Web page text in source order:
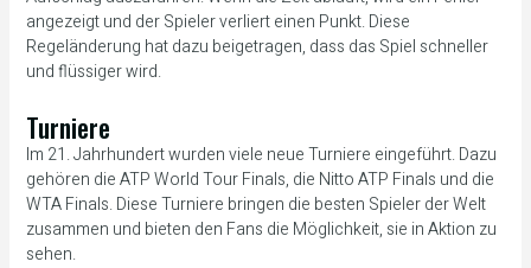
angezeigt und der Spieler verliert einen Punkt. Diese
Regeländerung hat dazu beigetragen, dass das Spiel schneller
und flüssiger wird.
Turniere
Im 21. Jahrhundert wurden viele neue Turniere eingeführt. Dazu
gehören die ATP World Tour Finals, die Nitto ATP Finals und die
WTA Finals. Diese Turniere bringen die besten Spieler der Welt
zusammen und bieten den Fans die Möglichkeit, sie in Aktion zu
sehen.